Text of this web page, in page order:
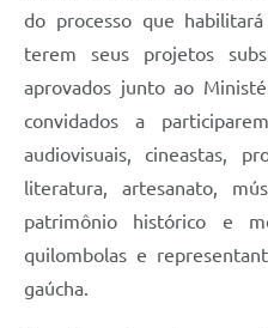
Agenda
Contato
do processo que
terem seus projetos
aprovados junto ao
convidados a
audiovisuais, cineastas,
literatura, artesanato,
patrimônio histórico e
quilombolas e
gaúcha.